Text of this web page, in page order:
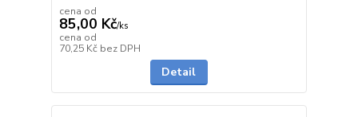
cena od
85,00 Kč/ks
cena od
70,25 Kč bez DPH
Detail